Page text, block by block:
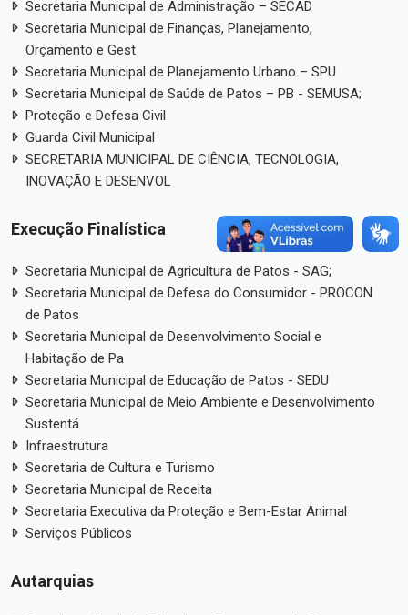
Secretaria Municipal de Administração – SECAD
Secretaria Municipal de Finanças, Planejamento,
Orçamento e Gest
Secretaria Municipal de Planejamento Urbano – SPU
Secretaria Municipal de Saúde de Patos – PB - SEMUSA;
Proteção e Defesa Civil
Guarda Civil Municipal
SECRETARIA MUNICIPAL DE CIÊNCIA, TECNOLOGIA,
INOVAÇÃO E DESENVOL
Execução Finalística
Secretaria Municipal de Agricultura de Patos - SAG;
Secretaria Municipal de Defesa do Consumidor - PROCON
de Patos
Secretaria Municipal de Desenvolvimento Social e
Habitação de Pa
Secretaria Municipal de Educação de Patos - SEDU
Secretaria Municipal de Meio Ambiente e Desenvolvimento
Sustentá
Infraestrutura
Secretaria de Cultura e Turismo
Secretaria Municipal de Receita
Secretaria Executiva da Proteção e Bem-Estar Animal
Serviços Públicos
Autarquias